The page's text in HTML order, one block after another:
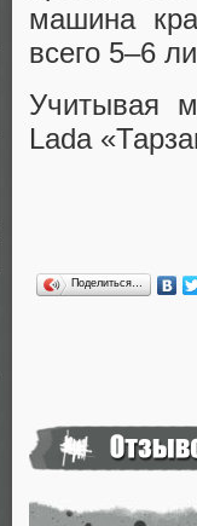
машина
всего 5–6
Учитывая
Lada
Поделиться…